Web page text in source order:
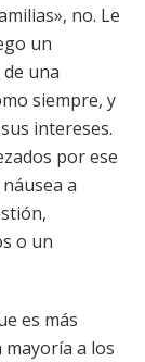
no. Le
un
una
siempre, y
intereses.
por ese
a
o un
es más
a los